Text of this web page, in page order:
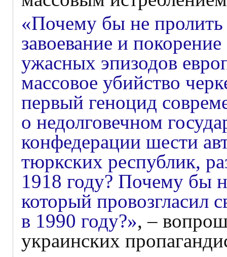
«Почему бы не пролить
завоевание и
ужасных эпизодов
массовое убийство
первый геноцид
о недолговечном
конфедерации шести
тюркских республик,
1918 году? Почему бы
который провозгласил
в 1990 году?», –
украинских